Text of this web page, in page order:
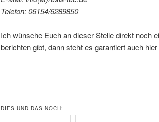
Telefon: 06154/6289850
Ich wünsche Euch an dieser Stelle direkt noch
berichten gibt, dann steht es garantiert auch
DIES UND DAS NOCH: